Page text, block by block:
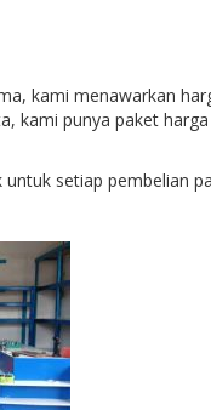
kami menawarkan
kami punya paket
setiap pembelian